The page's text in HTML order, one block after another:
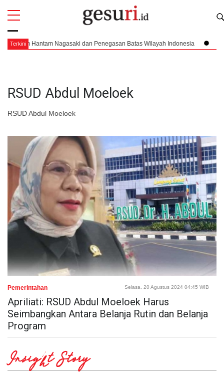
Terkini
Hantam Nagasaki dan Penegasan Batas Wilayah Indonesia
RSUD Abdul Moeloek
RSUD Abdul Moeloek
All
Pemerintahan Selasa, 20 Agustus 2024 04:45 WIB
Apriliati: RSUD Abdul Moeloek Harus
Seimbangkan Antara Belanja Rutin dan Belanja
Program
Insight Story